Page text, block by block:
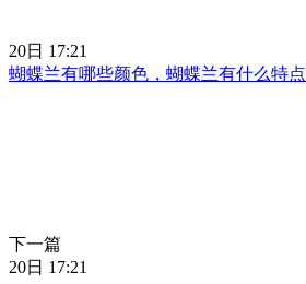
20日 17:21
蝴蝶兰有哪些颜色，蝴蝶兰有什么特点
下一篇
20日 17:21